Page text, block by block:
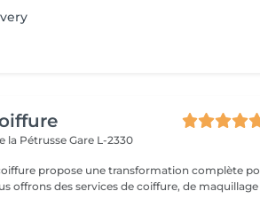
la PétrusseGare L-2330
propose une transformation complète
offrons des services de coiffure, de